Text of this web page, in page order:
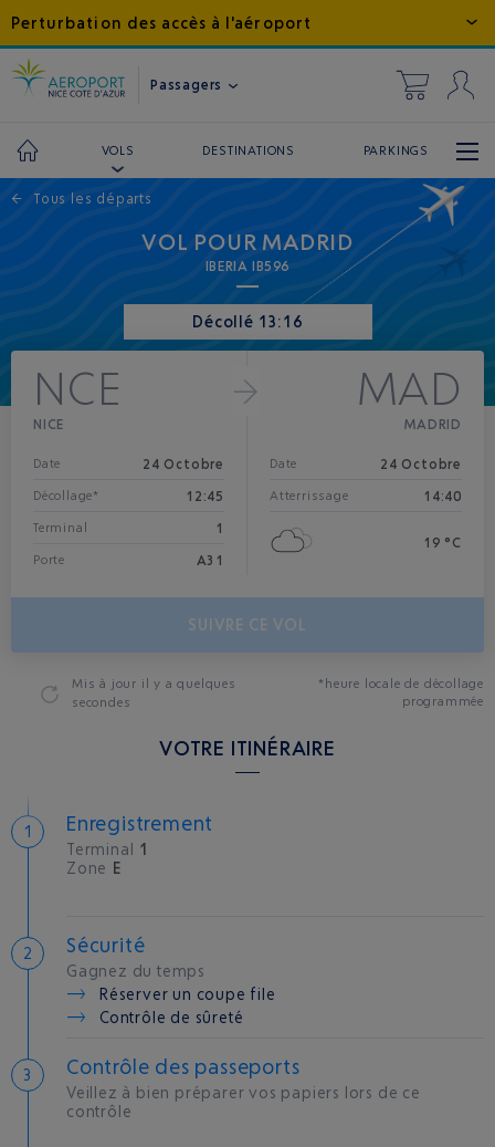
Perturbation des accès à l'aéroport
Passagers
VOLS DESTINATIONS PARKINGS
← Tous les départs
VOL POUR MADRID
IBERIA IB596
Décollé 13:16
NCE
NICE
Date 24 Octobre
Décollage* 12:45
Terminal 1
Porte A31
MAD
MADRID
Date 24 Octobre
Atterrissage 14:40
19 °C
SUIVRE CE VOL
Mis à jour il y a quelques
secondes
*heure locale de décollage
programmée
VOTRE ITINÉRAIRE
Enregistrement
Terminal 1
Zone E
Sécurité
Gagnez du temps
Réserver un coupe file
Contrôle de sûreté
Contrôle des passeports
Veillez à bien préparer vos papiers lors de ce
contrôle